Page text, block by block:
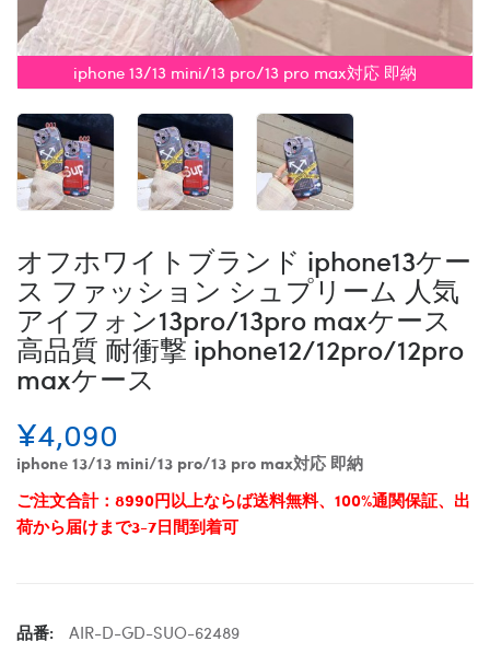
iphone 13/13 mini/13 pro/13 pro max対応 即納
オフホワイトブランド iphone13ケー
ス ファッション シュプリーム 人気
アイフォン13pro/13pro maxケース
高品質 耐衝撃 iphone12/12pro/12pro
maxケース
¥4,090
iphone 13/13 mini/13 pro/13 pro max対応 即納
ご注文合計：8990円以上ならば送料無料、100%通関保証、出
荷から届けまで3-7日間到着可
品番:
AIR-D-GD-SUO-62489